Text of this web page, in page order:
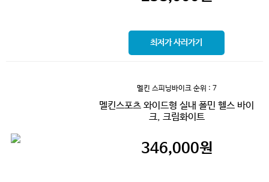
최저가 사러가기
멜킨 스피닝바이크순위 : 7
멜킨스포츠 와이드형 실내 폴민 헬스 바이
크, 크림화이트
346,000원